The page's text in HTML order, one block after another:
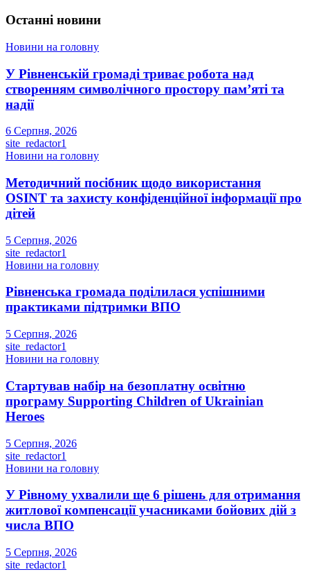
Останні новини
Новини на головну
У Рівненській громаді триває робота над
створенням символічного простору пам’яті та
надії
6 Серпня, 2026
site_redactor1
Новини на головну
Методичний посібник щодо використання
OSINT та захисту конфіденційної інформації про
дітей
5 Серпня, 2026
site_redactor1
Новини на головну
Рівненська громада поділилася успішними
практиками підтримки ВПО
5 Серпня, 2026
site_redactor1
Новини на головну
Стартував набір на безоплатну освітню
програму Supporting Children of Ukrainian
Heroes
5 Серпня, 2026
site_redactor1
Новини на головну
У Рівному ухвалили ще 6 рішень для отримання
житлової компенсації учасниками бойових дій з
числа ВПО
5 Серпня, 2026
site_redactor1